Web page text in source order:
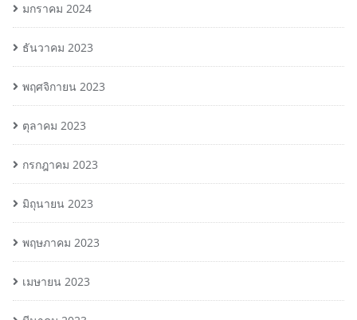
มกราคม 2024
ธันวาคม 2023
พฤศจิกายน 2023
ตุลาคม 2023
กรกฎาคม 2023
มิถุนายน 2023
พฤษภาคม 2023
เมษายน 2023